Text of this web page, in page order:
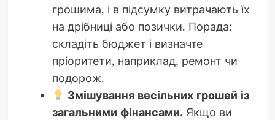
грошима, і в підсумку витрачають їх
на дрібниці або позички. Порада:
складіть бюджет і визначте
пріоритети, наприклад, ремонт чи
подорож.
Змішування весільних грошей із
загальними фінансами. Якщо ви